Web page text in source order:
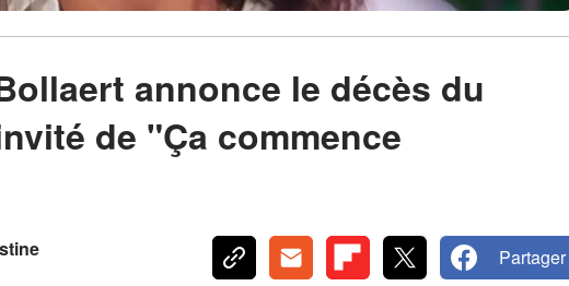
annonce le décès du
de "Ça commence
Partager